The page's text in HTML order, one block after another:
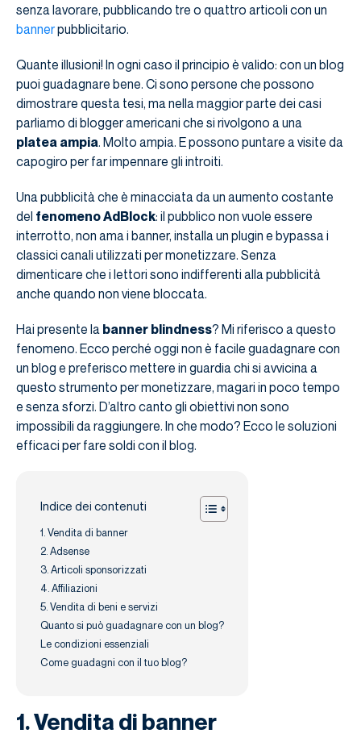
senza lavorare, pubblicando tre o quattro articoli con un
bannerpubblicitario.
Quante illusioni! In ogni caso il principio è valido: con un blog
puoi guadagnare bene. Ci sono persone che possono
dimostrare questa tesi, ma nella maggior parte dei casi
parliamo di blogger americani che si rivolgono a una
platea ampia. Molto ampia. E possono puntare a visite da
capogiro per far impennare gli introiti.
Una pubblicità che è minacciata da un aumento costante
del fenomeno AdBlock: il pubblico non vuole essere
interrotto, non ama i banner, installa un plugin e bypassa i
classici canali utilizzati per monetizzare. Senza
dimenticare che i lettori sono indifferenti alla pubblicità
anche quando non viene bloccata.
Hai presente la banner blindness? Mi riferisco a questo
fenomeno. Ecco perché oggi non è facile guadagnare con
un blog e preferisco mettere in guardia chi si avvicina a
questo strumento per monetizzare, magari in poco tempo
e senza sforzi. D’altro canto gli obiettivi non sono
impossibili da raggiungere. In che modo? Ecco le soluzioni
efficaci per fare soldi con il blog.
Indice dei contenuti
1. Vendita di banner
2. Adsense
3. Articoli sponsorizzati
4. Affiliazioni
5. Vendita di beni e servizi
Quanto si può guadagnare con un blog?
Le condizioni essenziali
Come guadagni con il tuo blog?
1. Vendita di banner